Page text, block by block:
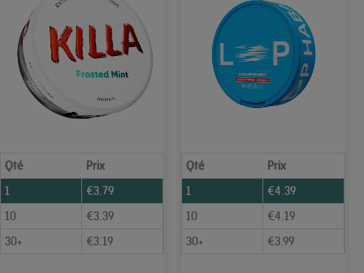
Qté
Prix
1
€3.79
10
€3.39
30+
€3.19
Qté
Prix
1
€4.39
10
€4.19
30+
€3.99